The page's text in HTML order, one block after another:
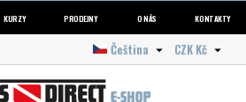
KURZY PRODEJNY O NÁS KONTAKTY
CZK Kč 
Čeština 